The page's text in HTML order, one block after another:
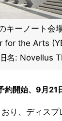
キーノート会
for the Arts
名: Novellus
約開始、9月21
り、ディスプ